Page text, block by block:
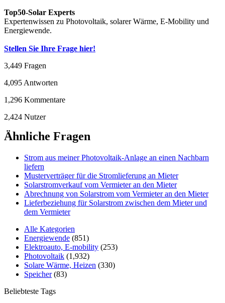
Top50-Solar Experts
Expertenwissen zu Photovoltaik, solarer Wärme, E-Mobility und
Energiewende.
Stellen Sie Ihre Frage hier!
3,449 Fragen
4,095 Antworten
1,296 Kommentare
2,424 Nutzer
Ähnliche Fragen
Strom aus meiner Photovoltaik-Anlage an einen Nachbarn
liefern
Musterverträger für die Stromlieferung an Mieter
Solarstromverkauf vom Vermieter an den Mieter
Abrechnung von Solarstrom vom Vermieter an den Mieter
Lieferbeziehung für Solarstrom zwischen dem Mieter und
dem Vermieter
Alle Kategorien
Energiewende (851)
Elektroauto, E-mobility (253)
Photovoltaik (1,932)
Solare Wärme, Heizen (330)
Speicher (83)
Beliebteste Tags